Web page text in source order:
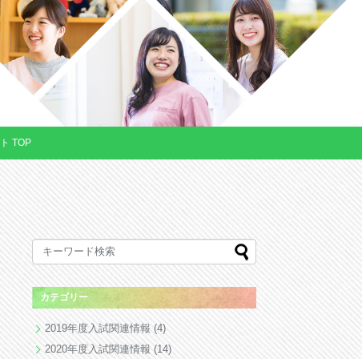
TOP
カテゴリー
2019年度入試関連情報 (4)
2020年度入試関連情報 (14)